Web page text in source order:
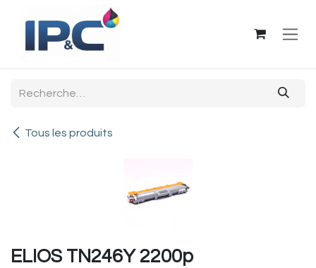
Se rendre au contenu
Tous les produits
ELIOS TN246Y 2200p